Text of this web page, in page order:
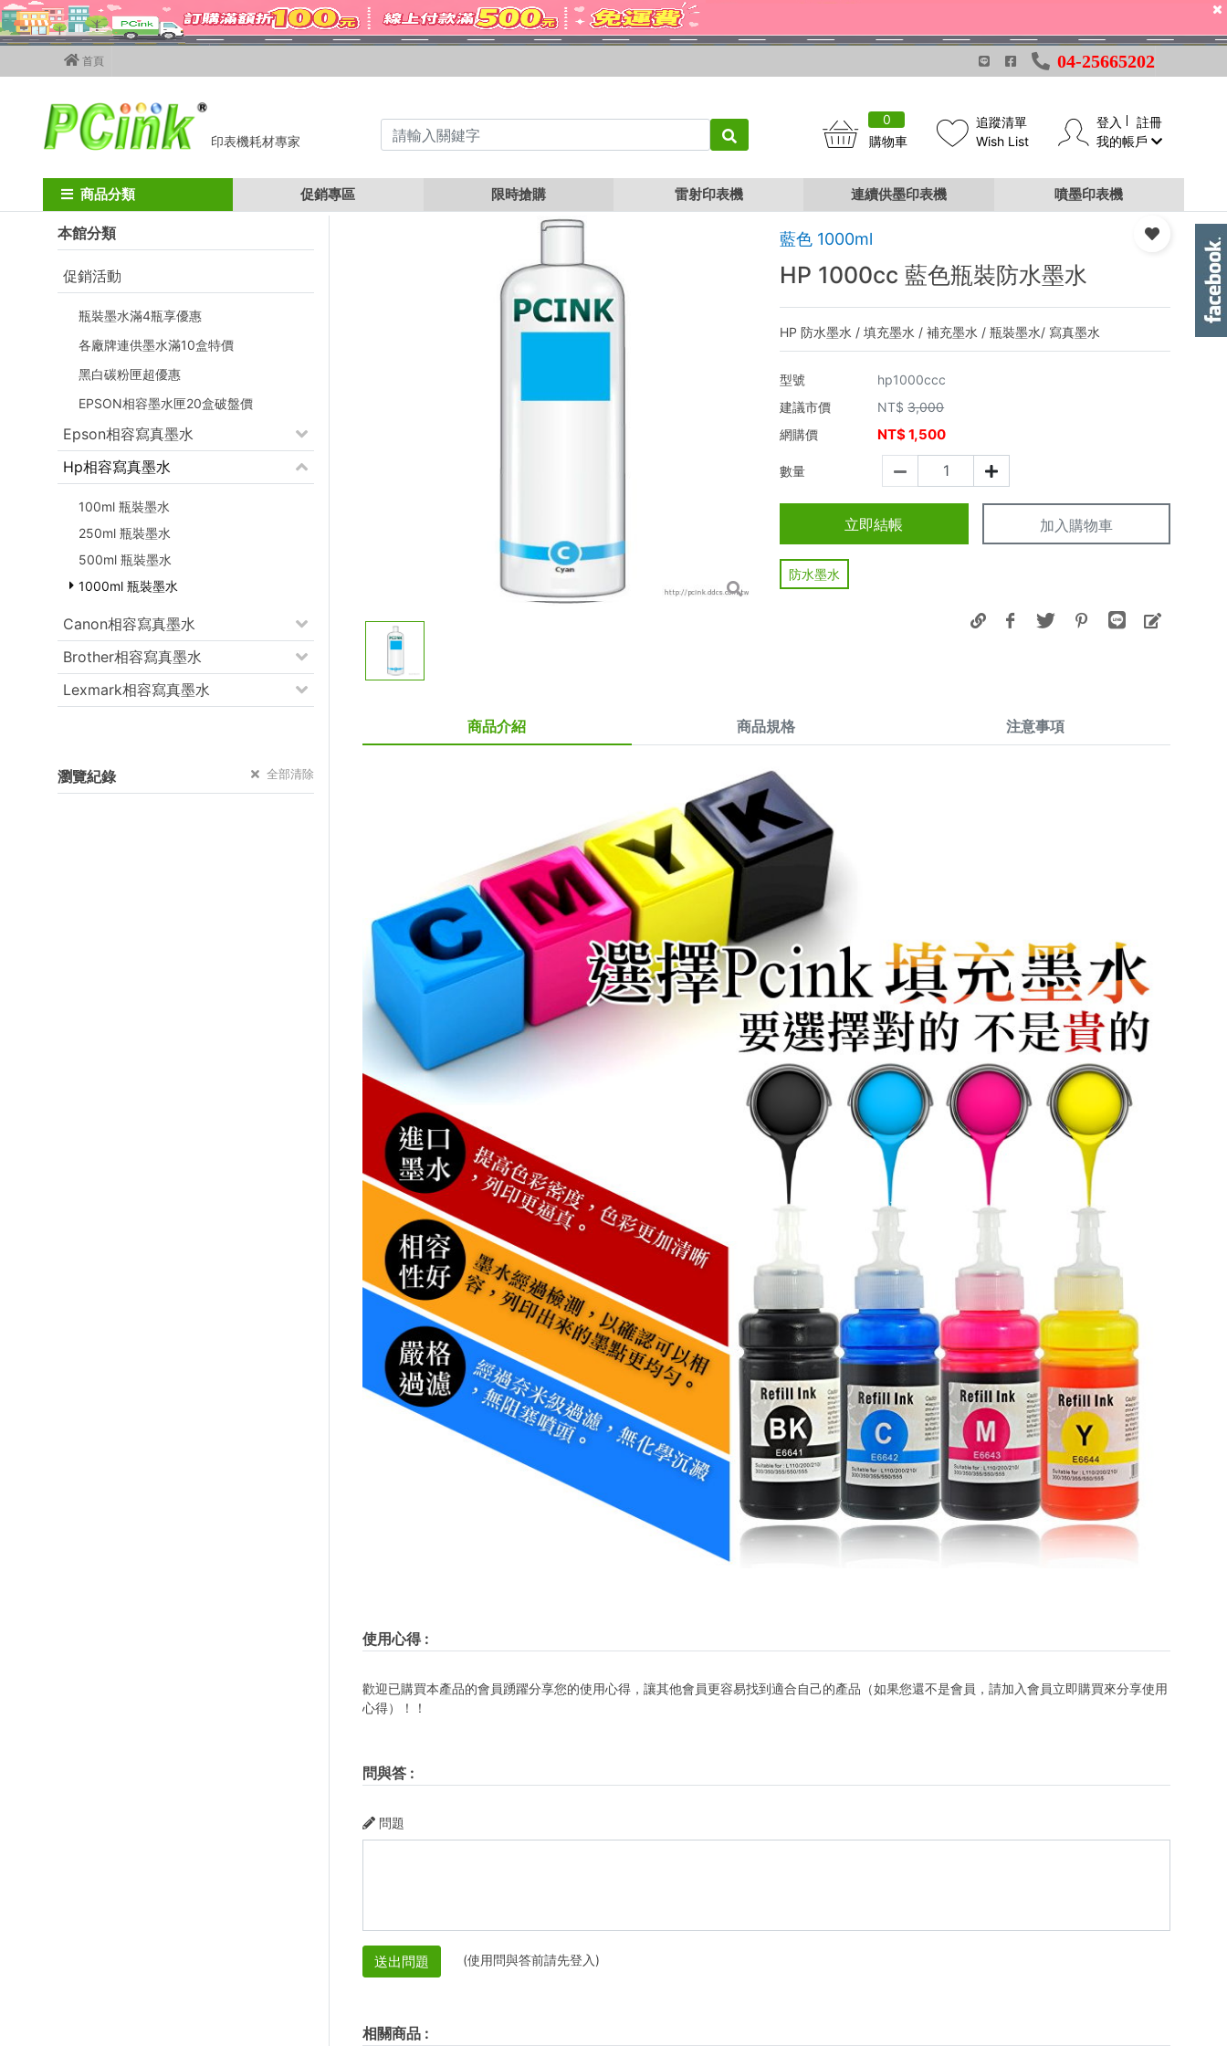
首頁 04-25665202
印表機耗材專家
0
購物車
追蹤清單
Wish List
登入
註冊
我的帳戶
商品分類 促銷專區 限時搶購 雷射印表機 連續供墨印表機 噴墨印表機
Home 填充墨水 Hp相容寫真墨水 1000ml 瓶裝墨水 HP 1000cc 藍色瓶裝防水墨水
本館分類
促銷活動
瓶裝墨水滿4瓶享優惠
各廠牌連供墨水滿10盒特價
黑白碳粉匣超優惠
EPSON相容墨水匣20盒破盤價
Epson相容寫真墨水
Hp相容寫真墨水
100ml 瓶裝墨水
250ml 瓶裝墨水
500ml 瓶裝墨水
1000ml 瓶裝墨水
Canon相容寫真墨水
Brother相容寫真墨水
Lexmark相容寫真墨水
瀏覽紀錄 全部清除
藍色 1000ml
HP 1000cc 藍色瓶裝防水墨水
HP 防水墨水 / 填充墨水 / 補充墨水 / 瓶裝墨水/ 寫真墨水
型號
hp1000ccc
建議市價
NT$ 3,000
網購價
NT$1,500
數量
立即結帳 加入購物車
防水墨水
商品介紹 商品規格 注意事項
使用心得:
歡迎已購買本產品的會員踴躍分享您的使用心得，讓其他會員更容易找到適合自己的產品（如果您還不是會員，請加入會員立即購買來分享使用
心得）！！
問與答:
問題
送出問題 (使用問與答前請先登入)
相關商品: